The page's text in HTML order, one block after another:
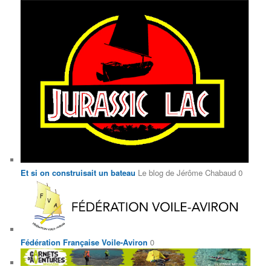
Et si on construisait un bateau Le blog de Jérôme Chabaud 0
Fédération Française Voile-Aviron 0